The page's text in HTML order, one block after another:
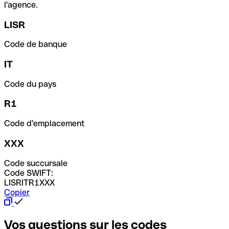
l'agence.
LISR
Code de banque
IT
Code du pays
R1
Code d'emplacement
XXX
Code succursale
Code SWIFT:
LISRITR1XXX
Copier
Vos questions sur les codes